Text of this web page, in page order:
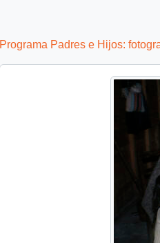
Programa Padres e Hijos: